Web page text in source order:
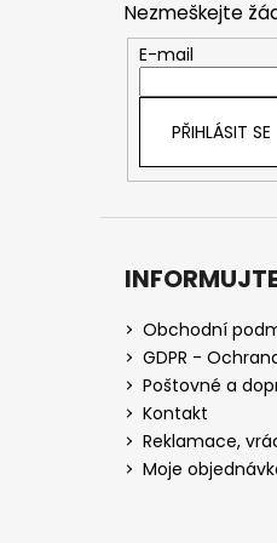
Nezmeškejte
E-mail
PŘIHLÁSIT SE
Obchodní
GDPR -
Poštovné a
Kontakt
Reklamace,
Moje